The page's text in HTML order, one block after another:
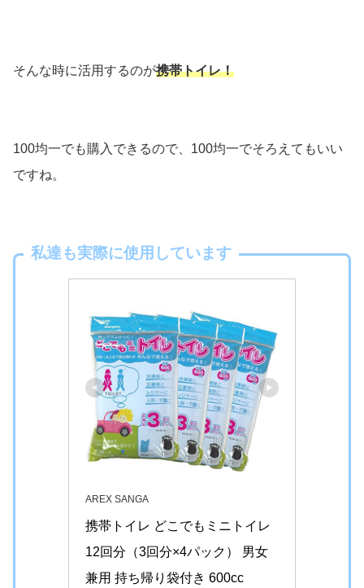
そんな時に活用するのが携帯トイレ！
100均一でも購入できるので、100均一でそろえてもいい
ですね。
私達も実際に使用しています
AREX SANGA
携帯トイレ どこでもミニトイレ
12回分（3回分×4パック） 男女
兼用 持ち帰り袋付き 600cc